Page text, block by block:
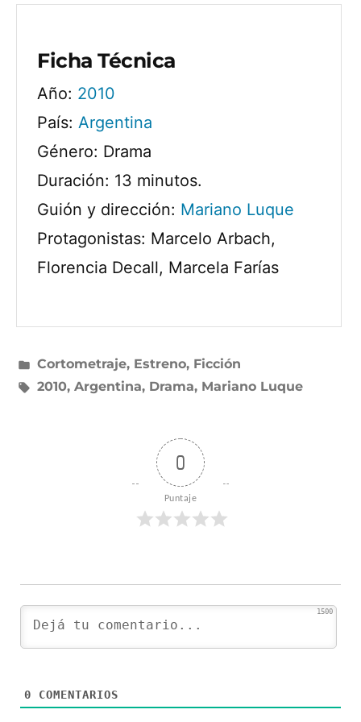
Ficha Técnica
Año: 2010
País: Argentina
Género: Drama
Duración: 13 minutos.
Guión y dirección: Mariano Luque
Protagonistas: Marcelo Arbach,
Florencia Decall, Marcela Farías
Publicado
en
Cortometraje, Estreno, Ficción
Etiquetas:
2010, Argentina, Drama, Mariano Luque
0
Puntaje
1500
0 COMENTARIOS